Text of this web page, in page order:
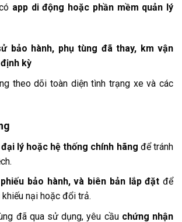
app di động hoặc phần mềm quản lý
bảo hành, phụ tùng đã thay, km vận
kỳ
theo dõi toàn diện tình trạng xe và các
lý hoặc hệ thống chính hãng để tránh
bảo hành, và biên bản lắp đặt để
khiếu nại hoặc đổi trả.
đã qua sử dụng, yêu cầu chứng nhận